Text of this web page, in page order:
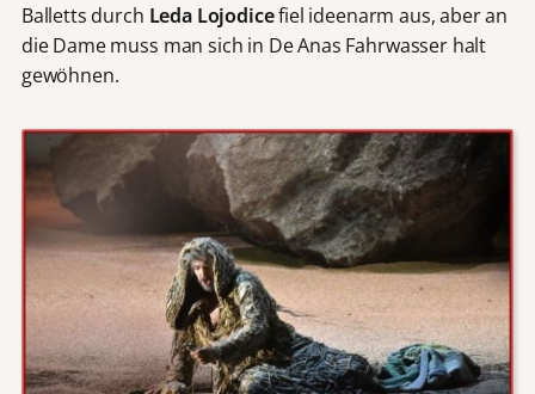
Balletts durch Leda Lojodicefiel ideenarm aus, aber an
die Dame muss man sich in De Anas Fahrwasser halt
gewöhnen.